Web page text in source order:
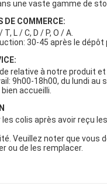
une vaste gamme de
DE COMMERCE:
L / C, D / P, O / A.
30-45 après le dépôt
relative à notre produit
9h00-18h00, du lundi au
accueilli.
les colis après avoir reçu
Veuillez noter que
ou de les remplacer.